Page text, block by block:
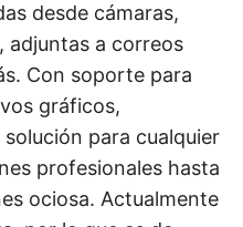
desde cámaras,
adjuntas a correos
Con soporte para
gráficos,
solución para cualquier
profesionales hasta
ociosa. Actualmente